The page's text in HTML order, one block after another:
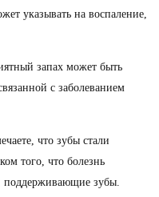
указывать на воспаление,
запах может быть
с заболеванием
что зубы стали
того, что болезнь
поддерживающие зубы.